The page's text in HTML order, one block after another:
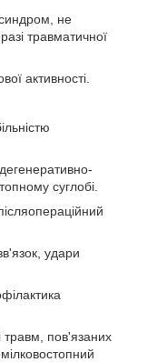
не
травматичної
активності.
суглобі.
удари
травм, пов'язаних